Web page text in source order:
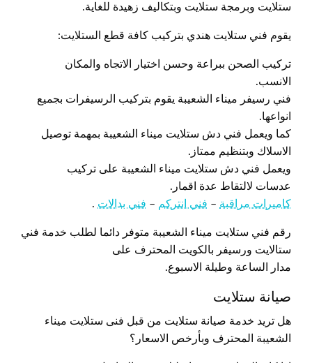
ستلايت وبرمجة ستلايت وبتكاليف زهيدة للغاية.
يقوم فني ستلايت هندي بتركيب كافة قطع الستلايت:
تركيب الصحن ببراعة وحسن اختيار الاتجاه والمكان
الانسب.
فني رسيفر ميناء الشعيبة يقوم بتركيب الرسيفرات بجميع
انواعها.
كما ويعمل فني دش ستلايت ميناء الشعيبة بمهمة توصيل
الاسلاك وبتنظيم ممتاز.
ويعمل فني دش ستلايت ميناء الشعيبة على تركيب
عدسات لالتقاط عدة اقمار.
كاميرات مراقبة – فني انتركم – فني بدالات .
رقم فني ستلايت ميناء الشعيبة متوفر دائما لطلب خدمة فني
ستالايت ورسيفر بالكويت المحترف على
مدار الساعة وطيلة الاسبوع.
صيانة ستلايت
هل تريد خدمة صيانة ستلايت من قبل فنى ستلايت ميناء
الشعيبة المحترف وبأرخص الاسعار؟